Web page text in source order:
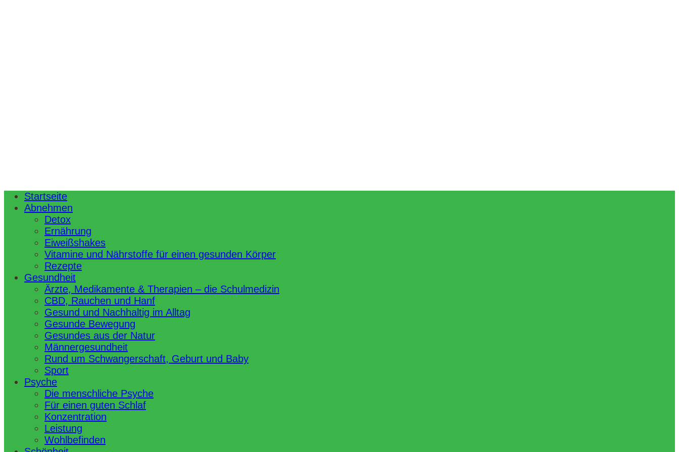
Startseite
Abnehmen
Detox
Ernährung
Eiweißshakes
Vitamine und Nährstoffe für einen gesunden Körper
Rezepte
Gesundheit
Ärzte, Medikamente & Therapien – die Schulmedizin
CBD, Rauchen und Hanf
Gesund und Nachhaltig im Alltag
Gesunde Bewegung
Gesundes aus der Natur
Männergesundheit
Rund um Schwangerschaft, Geburt und Baby
Sport
Psyche
Die menschliche Psyche
Für einen guten Schlaf
Konzentration
Leistung
Wohlbefinden